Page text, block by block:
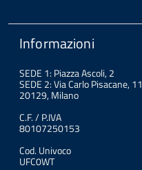
Informazioni
SEDE 1: Piazza Ascoli, 2
SEDE 2: Via Carlo Pisacane, 11
20129, Milano
C.F. / P.IVA
80107250153
Cod. Univoco
UFC0WT